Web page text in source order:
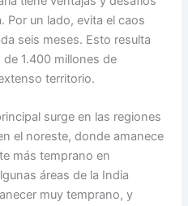
Por un lado, evita el caos
seis meses. Esto resulta
1.400 millones de
territorio.
surge en las regiones
el noreste, donde amanece
más temprano en
áreas de la India
muy temprano, y